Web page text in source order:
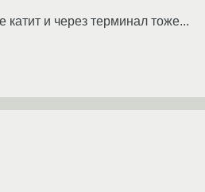
и через терминал тоже...